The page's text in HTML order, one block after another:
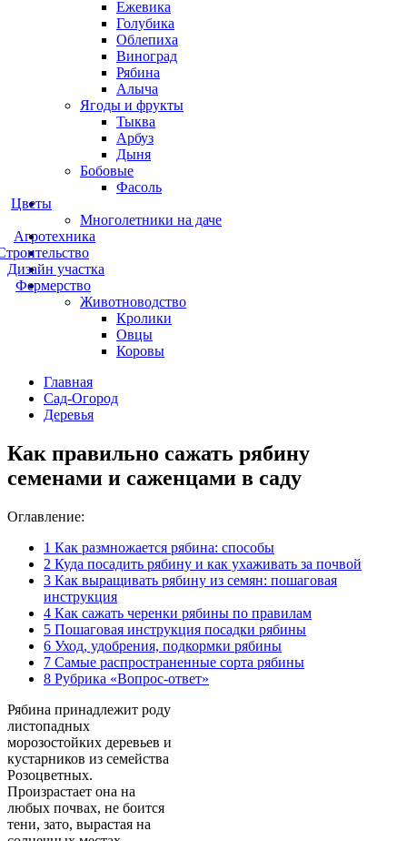
Ежевика
Голубика
Облепиха
Виноград
Рябина
Алыча
Ягоды и фрукты
Тыква
Арбуз
Дыня
Бобовые
Фасоль
Цветы
Многолетники на даче
Агротехника
Дизайн участка
Фермерство
Животноводство
Кролики
Овцы
Коровы
Главная
Сад-Огород
Деревья
Как правильно сажать рябину
семенами и саженцами в саду
Оглавление:
1 Как размножается рябина: способы
2 Куда посадить рябину и как ухаживать за почвой
3 Как выращивать рябину из семян: пошаговая
инструкция
4 Как сажать черенки рябины по правилам
5 Пошаговая инструкция посадки рябины
6 Уход, удобрения, подкормки рябины
7 Самые распространенные сорта рябины
8 Рубрика «Вопрос-ответ»
Рябина принадлежит роду
листопадных
морозостойких деревьев и
кустарников из семейства
Розоцветных.
Произрастает она на
любых почвах, не боится
тени, зато, вырастая на